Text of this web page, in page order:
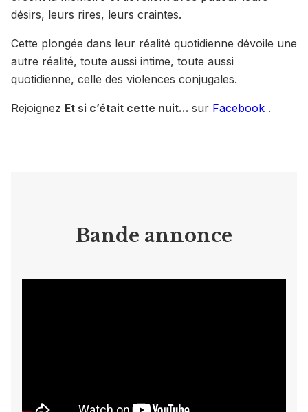
désirs, leurs rires, leurs craintes.
Cette plongée dans leur réalité quotidienne dévoile une
autre réalité, toute aussi intime, toute aussi
quotidienne, celle des violences conjugales.
Rejoignez Et si c’était cette nuit… sur Facebook .
Bande annonce